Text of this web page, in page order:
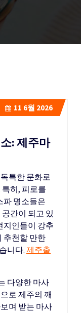
11 6월 2026
: 제주마
특한 문화로
히, 피로를
파 명소들은
간이 되고 있
지인들이 강추
추천할 만한
니다. 제주출
다양한 마사
로 제주의 깨
며 받는 마사